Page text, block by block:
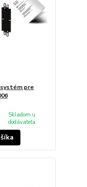
pre
Skladom u
dodávateľa